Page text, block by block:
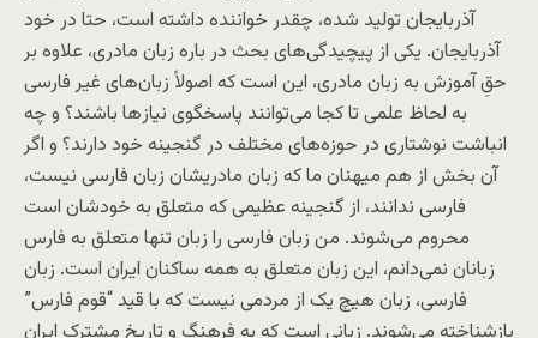
آذربایجان تولید شده، چقدر خواننده داشته است، حتا در خود
آذربایجان. یکی از پیچیدگی‌های بحث در باره زبان مادری، علاوه بر
حقِ آموزش به زبان مادری، این است که اصولاً زبان‌های غیر فارسی
به لحاظ علمی تا کجا می‌توانند پاسخگوی نیاز‌ها باشند؟ و چه
انباشت نوشتاری در حوزه‌های مختلف در گنجینه خود دارند؟ و اگر
آن بخش از هم میهنان ما که زبان مادریشان زبان فارسی نیست،
فارسی ندانند، از گنجینه عظیمی که متعلق به خودشان است
محروم می‌شوند. من زبان فارسی را زبان تنها متعلق به فارس
زبانان نمی‌دانم، این زبان متعلق به همه ساکنان ایران است. زبان
فارسی، زبان هیچ یک از مردمی نیست که با قید “قوم فارس”